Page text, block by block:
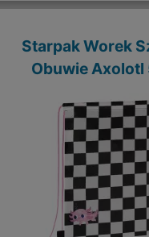
Starpak Worek
Obuwie